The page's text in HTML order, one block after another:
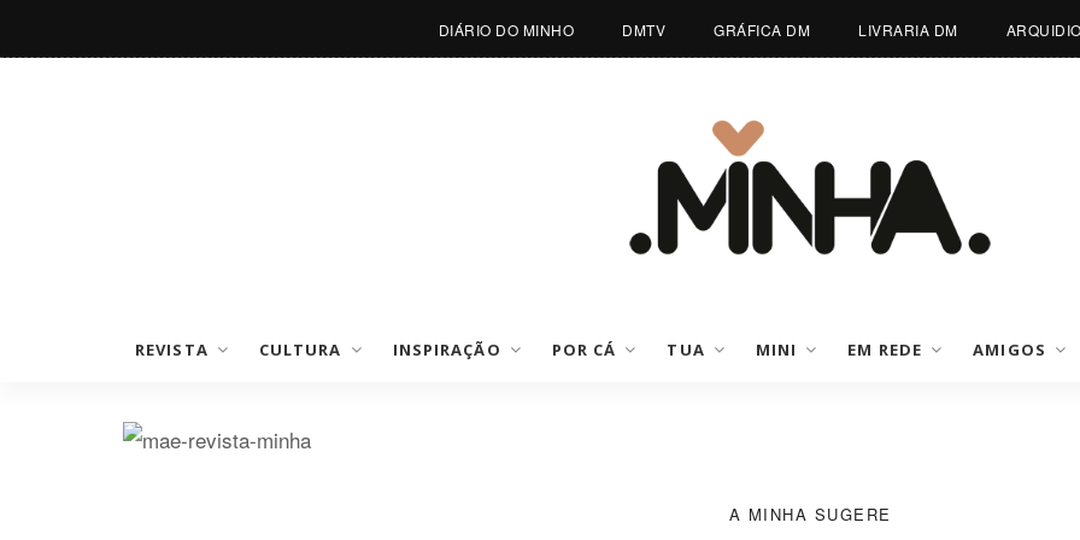
DIÁRIO DO MINHO DMTV GRÁFICA DM LIVRARIA DM
REVISTA CULTURA INSPIRAÇÃO POR CÁ TUA MINI EM REDE AMIGOS
A MINHA SUGERE